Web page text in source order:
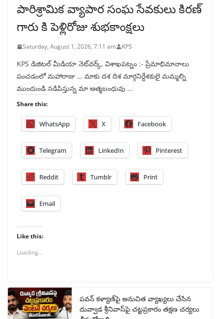
పారిశ్రామిక వ్యాపార సంఘ సేవకులు కిరణ్
గారు కి పెళ్లిరోజు శుభకాంక్షలు
Saturday, August 1, 2026, 7:11 am KPS
KPS డిజిటల్ మీడియా నెట్‌వర్క్, విశాఖపట్నం :- ప్రేమాభిమానాలు
పంచడంలో మహారాజు … మాకు దశ దిశ మార్గనిర్దేశకులై మమ్మల్ని
ముందుండి నడిపిస్తున్న మా ఆత్మబంధువు …
Share this:
WhatsApp X Facebook
Telegram LinkedIn Pinterest
Reddit Tumblr Print
Email
Like this:
Loading...
పవన్ కళ్యాణ్‌పై అనుచిత వ్యాఖ్యలు చేసిన
దువ్వాడ శ్రీనివాస్‌పై చట్టప్రకారం తక్షణ చర్యలు